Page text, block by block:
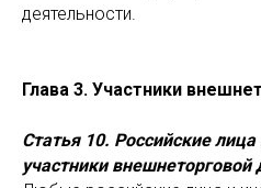
деятельности.
Глава 3. Участники
Статья 10. Российские
участники внешнеторговой